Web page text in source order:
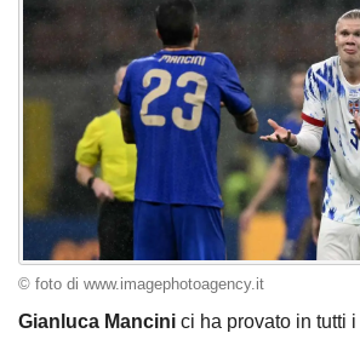
© foto di www.imagephotoagency.it
Gianluca Mancini ci ha provato in tutti